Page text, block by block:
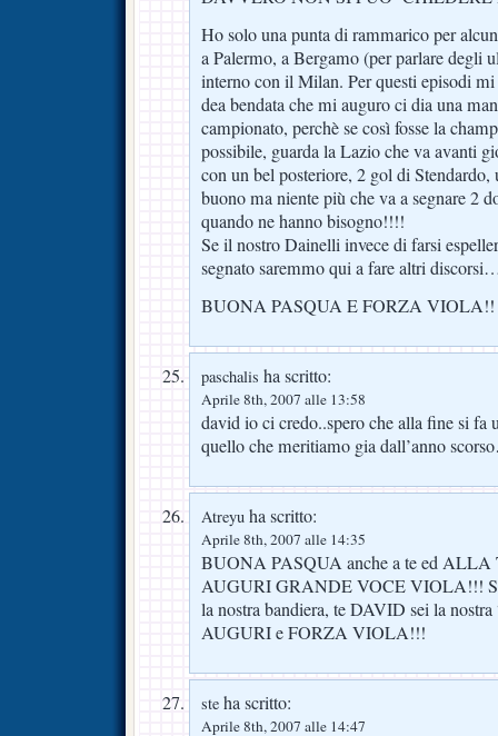
Ho solo una punta di rammarico per
a Palermo, a Bergamo (per parlare degli
interno con il Milan. Per questi episodi
dea bendata che mi auguro ci dia una
campionato, perchè se così fosse la
possibile, guarda la Lazio che va avanti
con un bel posteriore, 2 gol di Stendardo,
buono ma niente più che va a segnare 2
quando ne hanno bisogno!!!!
Se il nostro Dainelli invece di farsi
segnato saremmo qui a fare altri
BUONA PASQUA E FORZA VIOLA!!
paschalis ha scritto:
Aprile 8th, 2007 alle 13:58
david io ci credo..spero che alla fine si fa
quello che meritiamo gia dall’anno
Atreyu ha scritto:
Aprile 8th, 2007 alle 14:35
BUONA PASQUA anche a te ed
AUGURI GRANDE VOCE VIOLA!!!
la nostra bandiera, te DAVID sei la
AUGURI e FORZA VIOLA!!!
ste ha scritto:
Aprile 8th, 2007 alle 14:47